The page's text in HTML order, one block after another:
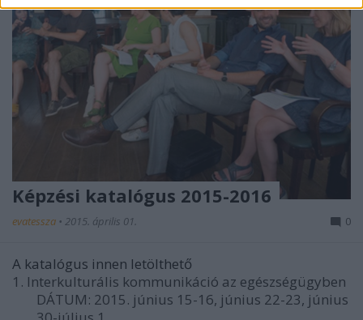
Képzési katalógus 2015-2016
evatessza • 2015. április 01. 0
A katalógus innen letölthető
1. Interkulturális kommunikáció az egészségügyben
DÁTUM: 2015. június 15-16, június 22-23, június